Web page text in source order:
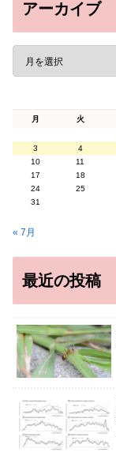
アーカイブ
月 火
3
4
10
11
17
18
24
25
31
« 7月
最近の投稿